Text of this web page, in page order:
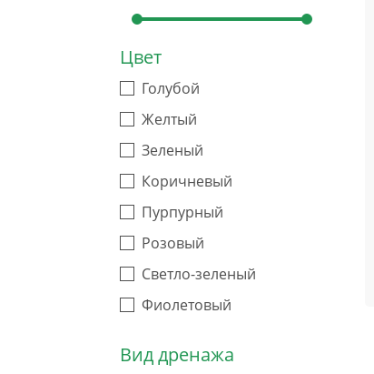
Цвет
Голубой
Желтый
Зеленый
Коричневый
Пурпурный
Розовый
Светло-зеленый
Фиолетовый
Вид дренажа